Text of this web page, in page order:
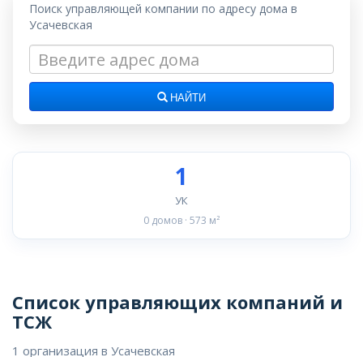
Поиск управляющей компании по адресу дома в
Усачевская
НАЙТИ
1
УК
0 домов · 573 м²
Список управляющих компаний и
ТСЖ
1 организация в Усачевская